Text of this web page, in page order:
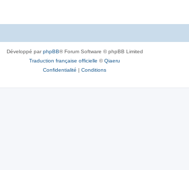
Développé parphpBB® Forum Software © phpBB Limited
Traduction française officielle ©Qiaeru
Confidentialité | Conditions